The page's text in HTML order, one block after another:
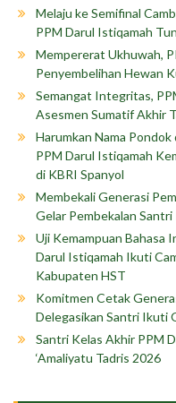
Melaju ke Semifinal
PPM Darul Istiqamah
Mempererat Ukhuwah,
Penyembelihan Hewan
Semangat Integritas,
Asesmen Sumatif Akhir
Harumkan Nama
PPM Darul Istiqamah
di KBRI Spanyol
Membekali Generasi
Gelar Pembekalan
Uji Kemampuan Bahasa
Darul Istiqamah Ikuti
Kabupaten HST
Komitmen Cetak
Delegasikan Santri Ikuti
Santri Kelas Akhir PPM
‘Amaliyatu Tadris 2026